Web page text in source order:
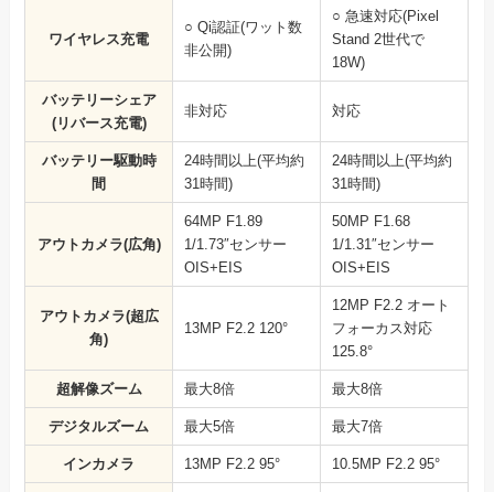
ワイヤレス充電
○ Qi認証(ワット数
非公開)
○ 急速対応(Pixel
Stand 2世代で
18W)
バッテリーシェア
(リバース充電)
非対応 対応
バッテリー駆動時
間
24時間以上(平均約
31時間)
24時間以上(平均約
31時間)
アウトカメラ(広角)
64MP F1.89
1/1.73″センサー
OIS+EIS
50MP F1.68
1/1.31″センサー
OIS+EIS
アウトカメラ(超広
角)
13MP F2.2 120°
12MP F2.2 オート
フォーカス対応
125.8°
超解像ズーム 最大8倍 最大8倍
デジタルズーム 最大5倍 最大7倍
インカメラ 13MP F2.2 95° 10.5MP F2.2 95°